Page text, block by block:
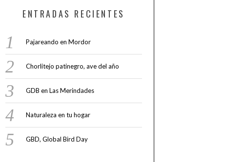
ENTRADAS RECIENTES
Pajareando en Mordor
Chorlitejo patinegro, ave del año
GDB en Las Merindades
Naturaleza en tu hogar
GBD, Global Bird Day